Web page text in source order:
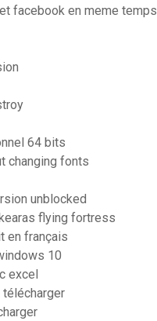
facebook en meme temps
64 bits
changing fonts
unblocked
flying fortress
en français
10
excel